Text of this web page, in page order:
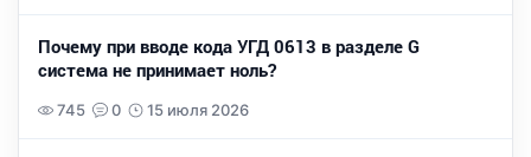
Почему при вводе кода УГД 0613 в разделе G
система не принимает ноль?
745 0 15 июля 2026